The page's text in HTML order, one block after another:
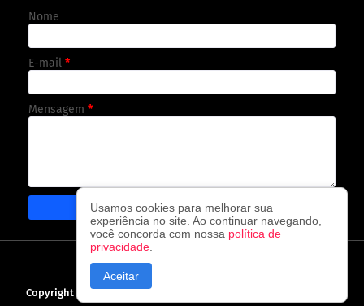
Nome
E-mail *
Mensagem *
CAPA CONTATO
Copyright © 2026O observador - A cada visita uma nova notícia!
Usamos cookies para melhorar sua
experiência no site. Ao continuar navegando,
você concorda com nossa política de
privacidade
Aceitar